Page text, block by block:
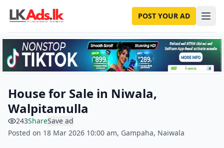
POST YOUR AD
House for Sale in Niwala,
Walpitamulla
243ShareSave ad
Posted on 18 Mar 2026 10:00 am, Gampaha, Naiwala